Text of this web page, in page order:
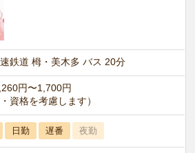
鉄道 栂・美木多 バス 20分
円〜1,700円
・資格を考慮します）
日勤 遅番 夜勤